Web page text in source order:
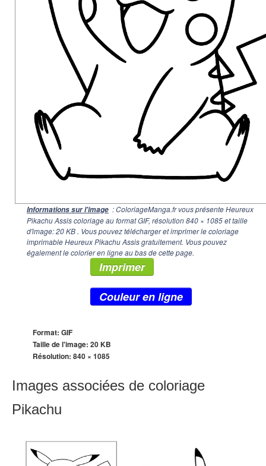
Informations sur l'image : ColoriageManga.fr vous présente Heureux
Pikachu Assis coloriage au format GIF, résolution840 × 1085et taille
d'image: 20 KB . Vous pouvez télécharger et imprimer le coloriage
imprimable Heureux Pikachu Assis gratuitement. Vous pouvez
également le colorier en ligne au bas de cette page.
Imprimer
Couleur en ligne
Format: GIF
Taille de l'image: 20 KB
Résolution: 840 × 1085
Images associées de coloriage
Pikachu